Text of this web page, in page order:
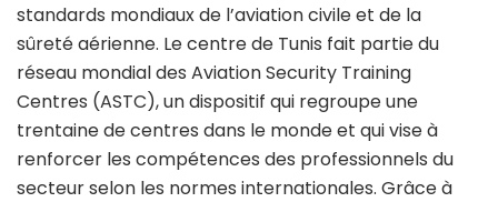
standards mondiaux de l’aviation civile et de la
sûreté aérienne. Le centre de Tunis fait partie du
réseau mondial des Aviation Security Training
Centres (ASTC), un dispositif qui regroupe une
trentaine de centres dans le monde et qui vise à
renforcer les compétences des professionnels du
secteur selon les normes internationales. Grâce à